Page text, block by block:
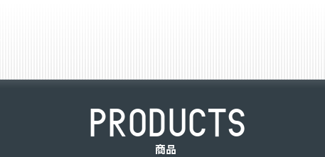
PRODUCTS
商品